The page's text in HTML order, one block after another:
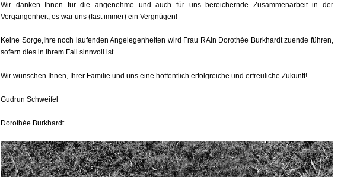
Wir danken Ihnen für die angenehme und auch für uns bereichernde Zusammenarbeit in der
Vergangenheit, es war uns (fast immer) ein Vergnügen!
Keine Sorge,Ihre noch laufenden Angelegenheiten wird Frau RAin Dorothée Burkhardt zuende führen,
sofern dies in Ihrem Fall sinnvoll ist.
Wir wünschen Ihnen, Ihrer Familie und uns eine hoffentlich erfolgreiche und erfreuliche Zukunft!
Gudrun Schweifel
Dorothée Burkhardt